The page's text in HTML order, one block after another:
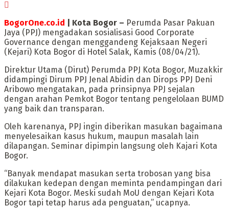
BogorOne.co.id | Kota Bogor – Perumda Pasar Pakuan
Jaya (PPJ) mengadakan sosialisasi Good Corporate
Governance dengan menggandeng Kejaksaan Negeri
(Kejari) Kota Bogor di Hotel Salak, Kamis (08/04/21).
Direktur Utama (Dirut) Perumda PPJ Kota Bogor, Muzakkir
didampingi Dirum PPJ Jenal Abidin dan Dirops PPJ Deni
Aribowo mengatakan, pada prinsipnya PPJ sejalan
dengan arahan Pemkot Bogor tentang pengelolaan BUMD
yang baik dan transparan.
Oleh karenanya, PPJ ingin diberikan masukan bagaimana
menyelesaikan kasus hukum, maupun masalah lain
dilapangan. Seminar dipimpin langsung oleh Kajari Kota
Bogor.
“Banyak mendapat masukan serta trobosan yang bisa
dilakukan kedepan dengan meminta pendampingan dari
Kejari Kota Bogor. Meski sudah MoU dengan Kejari Kota
Bogor tapi tetap harus ada penguatan,” ucapnya.